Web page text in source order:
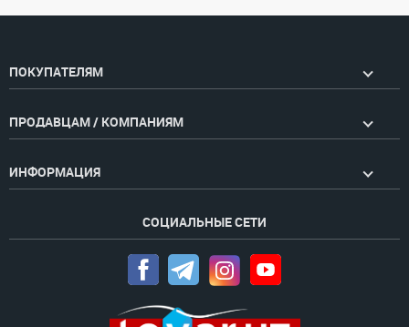
ПОКУПАТЕЛЯМ
ПРОДАВЦАМ / КОМПАНИЯМ
ИНФОРМАЦИЯ
СОЦИАЛЬНЫЕ СЕТИ